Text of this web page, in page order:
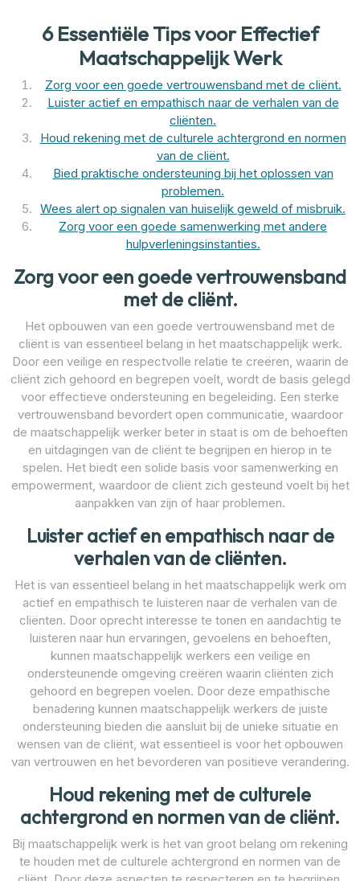
6 Essentiële Tips voor Effectief
Maatschappelijk Werk
Zorg voor een goede vertrouwensband met de cliënt.
Luister actief en empathisch naar de verhalen van de
cliënten.
Houd rekening met de culturele achtergrond en normen
van de cliënt.
Bied praktische ondersteuning bij het oplossen van
problemen.
Wees alert op signalen van huiselijk geweld of misbruik.
Zorg voor een goede samenwerking met andere
hulpverleningsinstanties.
Zorg voor een goede vertrouwensband
met de cliënt.
Het opbouwen van een goede vertrouwensband met de
cliënt is van essentieel belang in het maatschappelijk werk.
Door een veilige en respectvolle relatie te creëren, waarin de
cliënt zich gehoord en begrepen voelt, wordt de basis gelegd
voor effectieve ondersteuning en begeleiding. Een sterke
vertrouwensband bevordert open communicatie, waardoor
de maatschappelijk werker beter in staat is om de behoeften
en uitdagingen van de cliënt te begrijpen en hierop in te
spelen. Het biedt een solide basis voor samenwerking en
empowerment, waardoor de cliënt zich gesteund voelt bij het
aanpakken van zijn of haar problemen.
Luister actief en empathisch naar de
verhalen van de cliënten.
Het is van essentieel belang in het maatschappelijk werk om
actief en empathisch te luisteren naar de verhalen van de
cliënten. Door oprecht interesse te tonen en aandachtig te
luisteren naar hun ervaringen, gevoelens en behoeften,
kunnen maatschappelijk werkers een veilige en
ondersteunende omgeving creëren waarin cliënten zich
gehoord en begrepen voelen. Door deze empathische
benadering kunnen maatschappelijk werkers de juiste
ondersteuning bieden die aansluit bij de unieke situatie en
wensen van de cliënt, wat essentieel is voor het opbouwen
van vertrouwen en het bevorderen van positieve verandering.
Houd rekening met de culturele
achtergrond en normen van de cliënt.
Bij maatschappelijk werk is het van groot belang om rekening
te houden met de culturele achtergrond en normen van de